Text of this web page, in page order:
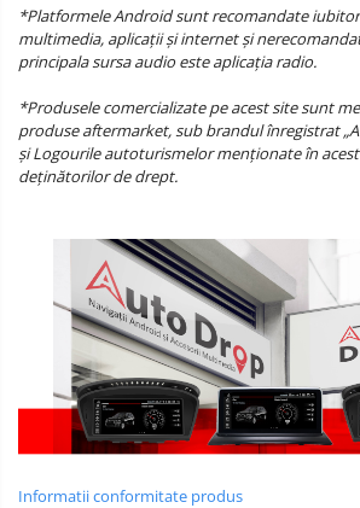
*Platformele Android sunt recomandate
multimedia, aplicații și internet și
principala sursa audio este aplicația radio.
*Produsele comercializate pe acest site sunt
produse aftermarket, sub brandul înregistrat
și Logourile autoturismelor menționate în
deținătorilor de drept.
Informatii conformitate produs